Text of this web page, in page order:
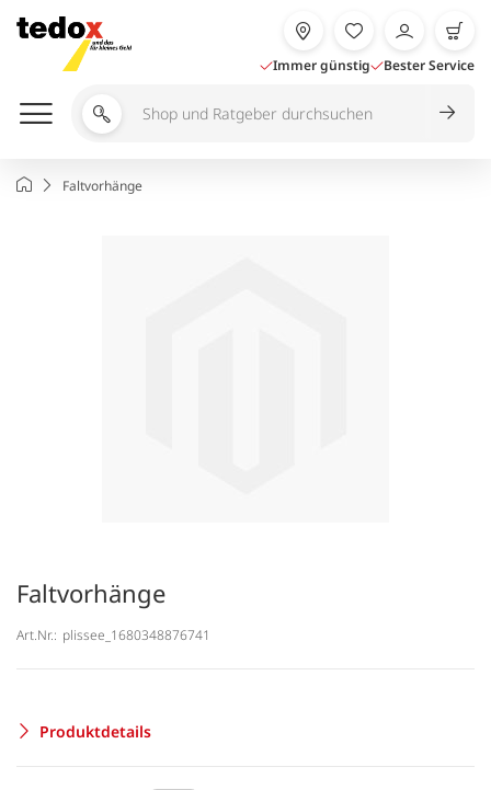
Inhalt
springen
Immer günstig Bester Service
Shop
durchsuchen
StartseiteFaltvorhänge
Faltvorhänge
Art.Nr.: plissee_1680348876741
Produktdetails